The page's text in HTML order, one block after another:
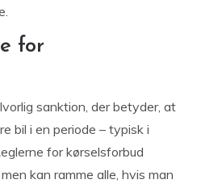
for
sanktion, der betyder, at
bil i en periode – typisk i
for kørselsforbud
kan ramme alle, hvis man